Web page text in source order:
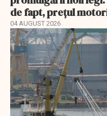
de fapt, prețul
04 AUGUST 2026